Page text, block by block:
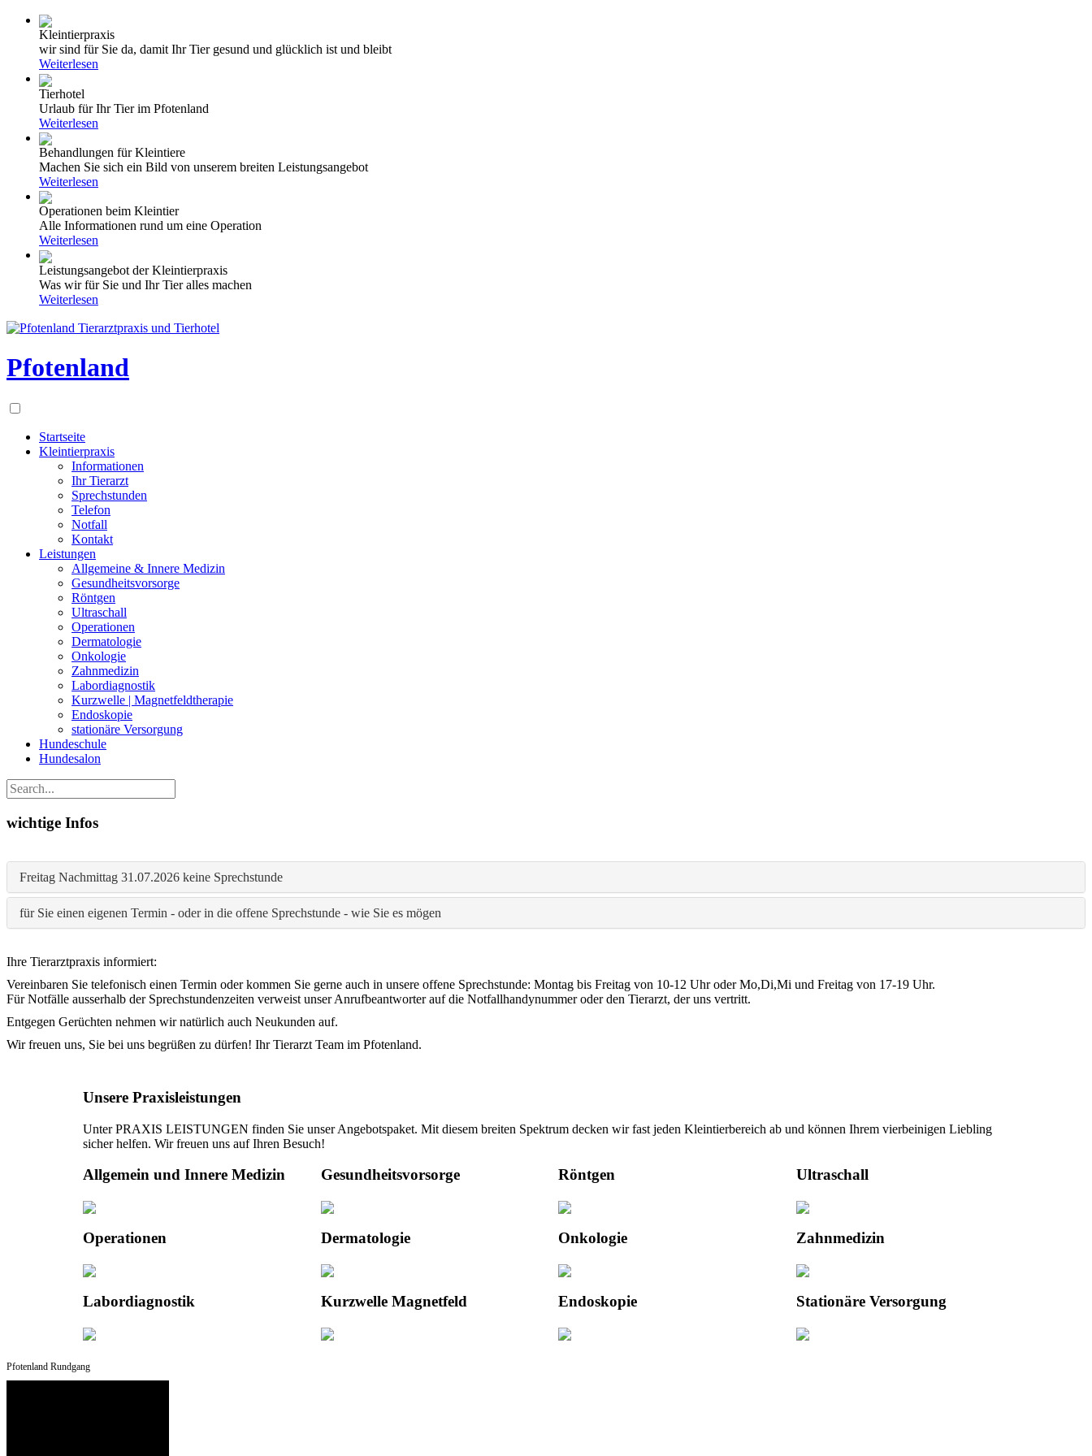
Kleintierpraxis
wir sind für Sie da, damit Ihr Tier gesund und glücklich ist und bleibt
Weiterlesen
Tierhotel
Urlaub für Ihr Tier im Pfotenland
Weiterlesen
Behandlungen für Kleintiere
Machen Sie sich ein Bild von unserem breiten Leistungsangebot
Weiterlesen
Operationen beim Kleintier
Alle Informationen rund um eine Operation
Weiterlesen
Leistungsangebot der Kleintierpraxis
Was wir für Sie und Ihr Tier alles machen
Weiterlesen
Pfotenland
Startseite
Kleintierpraxis
Informationen
Ihr Tierarzt
Sprechstunden
Telefon
Notfall
Kontakt
Leistungen
Allgemeine & Innere Medizin
Gesundheitsvorsorge
Röntgen
Ultraschall
Operationen
Dermatologie
Onkologie
Zahnmedizin
Labordiagnostik
Kurzwelle | Magnetfeldtherapie
Endoskopie
stationäre Versorgung
Hundeschule
Hundesalon
wichtige Infos
Freitag Nachmittag 31.07.2026 keine Sprechstunde
für Sie einen eigenen Termin - oder in die offene Sprechstunde - wie Sie es mögen
Ihre Tierarztpraxis informiert:
Vereinbaren Sie telefonisch einen Termin oder kommen Sie gerne auch in unsere offene Sprechstunde: Montag bis Freitag von 10-12 Uhr oder Mo,Di,Mi und Freitag von 17-19 Uhr.
Für Notfälle ausserhalb der Sprechstundenzeiten verweist unser Anrufbeantworter auf die Notfallhandynummer oder den Tierarzt, der uns vertritt.
Entgegen Gerüchten nehmen wir natürlich auch Neukunden auf.
Wir freuen uns, Sie bei uns begrüßen zu dürfen! Ihr Tierarzt Team im Pfotenland.
Unsere Praxisleistungen
Unter PRAXIS LEISTUNGEN finden Sie unser Angebotspaket. Mit diesem breiten Spektrum decken wir fast jeden Kleintierbereich ab und können Ihrem vierbeinigen Liebling
sicher helfen. Wir freuen uns auf Ihren Besuch!
Allgemein und Innere Medizin Gesundheitsvorsorge Röntgen Ultraschall
Operationen Dermatologie Onkologie Zahnmedizin
Labordiagnostik Kurzwelle Magnetfeld Endoskopie Stationäre Versorgung
Pfotenland Rundgang